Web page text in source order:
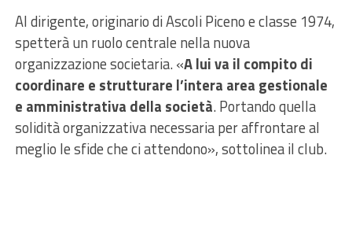
Al dirigente, originario di Ascoli Piceno e classe 1974,
spetterà un ruolo centrale nella nuova
organizzazione societaria. «A lui va il compito di
coordinare e strutturare l’intera area gestionale
e amministrativa della società. Portando quella
solidità organizzativa necessaria per affrontare al
meglio le sfide che ci attendono», sottolinea il club.